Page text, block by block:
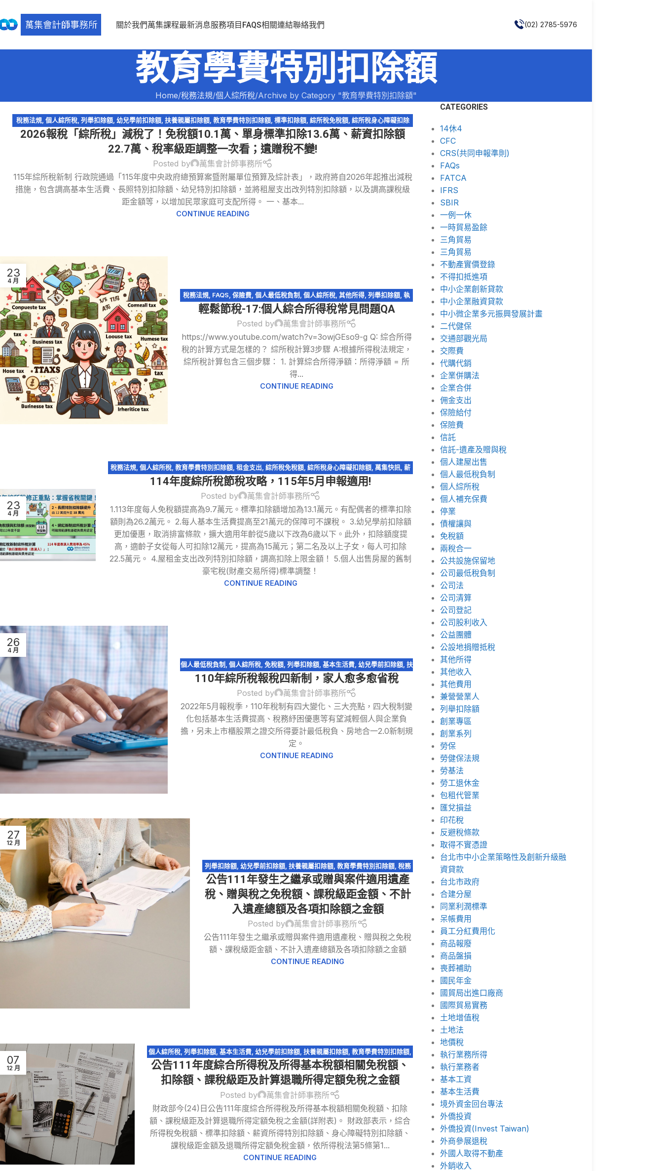
關於我們萬集課程最新消息服務項目 FAQS相關連結聯絡我們 (02) 2785-5976
教育學費特別扣除額
Home 稅務法規 個人綜所稅 Archive by Category "教育學費特別扣除額"
30
12 月
稅務法規, 個人綜所稅, 列舉扣除額, 幼兒學前扣除額, 扶養親屬扣除額, 教育學費特別扣除額, 標準扣除額, 綜所稅免稅額, 綜所稅身心障礙扣除
額,薪資所得特別扣除額,輕鬆節稅-綜所稅,退職所得
2026報稅「綜所稅」減稅了！免稅額10.1萬、單身標準扣除13.6萬、薪資扣除額
22.7萬、稅率級距調整一次看；遺贈稅不變!
Posted by
萬集會計師事務所
115年綜所稅新制 行政院通過「115年度中央政府總預算案暨附屬單位預算及綜計表」，政府將自2026年起推出減稅
措施，包含調高基本生活費、長照特別扣除額、幼兒特別扣除額，並將租屋支出改列特別扣除額，以及調高課稅級
距金額等，以增加民眾家庭可支配所得。 一、基本...
CONTINUE READING
23
4 月
稅務法規, FAQS,保險費,個人最低稅負制 ,個人綜所稅,其他所得,列舉扣除額,執
行業務所得,幼兒學前扣除額,扶養親屬扣除額,教育學費特別扣除額,綜所稅免稅
薪資所得 購屋貸款利息, 輕鬆節稅,輕鬆節稅-綜所稅
輕鬆節稅-17:個人綜合所得稅常見問題QA
Posted by
萬集會計師事務所
https://www.youtube.com/watch?v=3owjGEso9-g Q: 綜合所得
稅的計算方式是怎樣的？ 綜所稅計算3步驟 A:根據所得稅法規定，
綜所稅計算包含三個步驟： 1. 計算綜合所得淨額：所得淨額 = 所
得...
CONTINUE READING
23
4 月
稅務法規,個人綜所稅,教育學費特別扣除額,租金支出,綜所稅免稅額,綜所稅身心障礙扣除額,萬集快訊,薪
資所得特別扣除額,輕鬆節稅 ,輕鬆節稅-綜所稅
114年度綜所稅節稅攻略，115年5月申報適用!
Posted by
萬集會計師事務所
1.113年度每人免稅額提高為9.7萬元。標準扣除額增加為13.1萬元。有配偶者的標準扣除
額則為26.2萬元。 2.每人基本生活費提高至21萬元的保障可不課稅。 3.幼兒學前扣除額
更加優惠，取消排富條款，擴大適用年齡從5歲以下改為6歲以下。此外，扣除額度提
高，適齡子女從每人可扣除12萬元，提高為15萬元；第二名及以上子女，每人可扣除
22.5萬元。 4.屋租金支出改列特別扣除額，調高扣除上限金額！ 5.個人出售房屋的舊制
豪宅稅(財產交易所得)標準調整！
CONTINUE READING
26
4 月
個人最低稅負制 , 個人綜所稅, 免稅額, 列舉扣除額, 基本生活費, 幼兒學前扣除額, 扶
養親屬扣除額,捐贈,教育學費特別扣除額,標準扣除額, 稅務法規,綜所稅免稅額
所稅身心障礙扣除額 , 股利收入
110年綜所稅報稅四新制，家人愈多愈省稅
Posted by
萬集會計師事務所
2022年5月報稅季，110年稅制有四大變化、三大亮點，四大稅制變
化包括基本生活費提高、稅務紓困優惠等有望減輕個人與企業負
擔，另未上市櫃股票之證交所得要計最低稅負、房地合一2.0新制規
定。
CONTINUE READING
27
12 月
列舉扣除額, 幼兒學前扣除額, 扶養親屬扣除額, 教育學費特別扣除額, 稅務
問答-遺產及贈與稅,稅務法規, 遺產及贈與稅,遺贈
公告111年發生之繼承或贈與案件適用遺產
稅、贈與稅之免稅額、課稅級距金額、不計
入遺產總額及各項扣除額之金額
Posted by
萬集會計師事務所
公告111年發生之繼承或贈與案件適用遺產稅、贈與稅之免稅
額、課稅級距金額、不計入遺產總額及各項扣除額之金額
CONTINUE READING
07
12 月
個人綜所稅 ,列舉扣除額 ,基本生活費 ,幼兒學前扣除額 ,扶養親屬扣除額 ,教育學費特別扣除額
標準扣除額, 稅務法規
公告111年度綜合所得稅及所得基本稅額相關免稅額、
扣除額、課稅級距及計算退職所得定額免稅之金額
Posted by
萬集會計師事務所
財政部今(24)日公告111年度綜合所得稅及所得基本稅額相關免稅額、扣除
額、課稅級距及計算退職所得定額免稅之金額(詳附表)。 財政部表示，綜合
所得稅免稅額、標準扣除額、薪資所得特別扣除額、身心障礙特別扣除額、
課稅級距金額及退職所得定額免稅金額，依所得稅法第5條第1...
CONTINUE READING
CATEGORIES
14休4
CFC
CRS(共同申報準則)
FAQs
FATCA
IFRS
SBIR
一例一休
一時貿易盈餘
三角貿易
三角貿易
不動產實價登錄
不得扣抵進項
中小企業創新貸款
中小企業融資貸款
中小微企業多元振興發展計畫
二代健保
交通部觀光局
交際費
代購代銷
企業併購法
企業合併
佣金支出
保險給付
保險費
信託
信託-遺產及贈與稅
個人建屋出售
個人最低稅負制
個人綜所稅
個人補充保費
停業
債權讓與
免稅額
兩稅合一
公共設施保留地
公司最低稅負制
公司法
公司清算
公司登記
公司股利收入
公益團體
公設地捐贈抵稅
其他所得
其他收入
其他費用
兼營營業人
列舉扣除額
創業專區
創業系列
勞保
勞健保法規
勞基法
勞工退休金
包租代管業
匯兌損益
印花稅
反避稅條款
取得不實憑證
台北市中小企業策略性及創新升級融
資貸款
台北市政府
合建分屋
同業利潤標準
呆帳費用
員工分紅費用化
商品報廢
商品盤損
喪葬補助
國民年金
國貿局出進口廠商
國際貿易實務
土地增值稅
土地法
地價稅
執行業務所得
執行業務者
基本工資
基本生活費
境外資金回台專法
外僑投資
外僑投資(Invest Taiwan)
外商參展退稅
外國人取得不動產
外銷收入